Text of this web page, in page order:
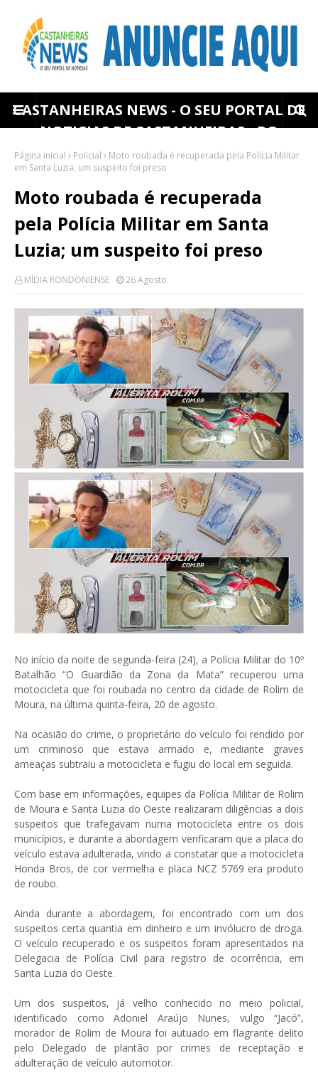
CASTANHEIRAS NEWS - O SEU PORTAL DE
NOTICIAS DE CASTANHEIRAS - RO
Página inicial Policial
Moto roubada é recuperada pela Polícia Militar
em Santa Luzia; um suspeito foi preso
Moto roubada é recuperada
pela Polícia Militar em Santa
Luzia; um suspeito foi preso
MÍDIA RONDONIENSE 26 Agosto
No início da noite de segunda-feira (24), a Polícia Militar do 10º
Batalhão “O Guardião da Zona da Mata” recuperou uma
motocicleta que foi roubada no centro da cidade de Rolim de
Moura, na última quinta-feira, 20 de agosto.
Na ocasião do crime, o proprietário do veículo foi rendido por
um criminoso que estava armado e, mediante graves
ameaças subtraiu a motocicleta e fugiu do local em seguida.
Com base em informações, equipes da Polícia Militar de Rolim
de Moura e Santa Luzia do Oeste realizaram diligências a dois
suspeitos que trafegavam numa motocicleta entre os dois
municípios, e durante a abordagem verificaram que a placa do
veículo estava adulterada, vindo a constatar que a motocicleta
Honda Bros, de cor vermelha e placa NCZ 5769 era produto
de roubo.
Ainda durante a abordagem, foi encontrado com um dos
suspeitos certa quantia em dinheiro e um invólucro de droga.
O veículo recuperado e os suspeitos foram apresentados na
Delegacia de Polícia Civil para registro de ocorrência, em
Santa Luzia do Oeste.
Um dos suspeitos, já velho conhecido no meio policial,
identificado como Adoniel Araújo Nunes, vulgo “Jacó”,
morador de Rolim de Moura foi autuado em flagrante delito
pelo Delegado de plantão por crimes de receptação e
adulteração de veículo automotor.